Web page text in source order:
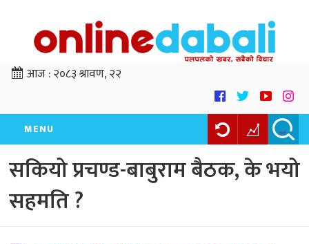
आज :२०८३ श्रावण, २२
MENU
सकियो प्रचण्ड-बाबुराम बैठक, के भयो
सहमति ?